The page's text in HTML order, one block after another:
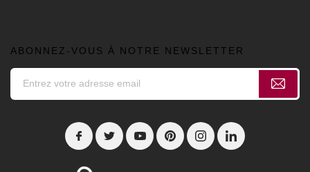
ABONNEZ-VOUS À NOTRE NEWSLETTER